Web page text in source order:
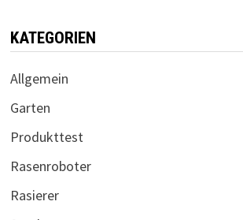
KATEGORIEN
Allgemein
Garten
Produkttest
Rasenroboter
Rasierer